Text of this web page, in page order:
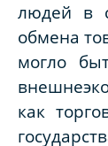
людей в
обмена
могло
как